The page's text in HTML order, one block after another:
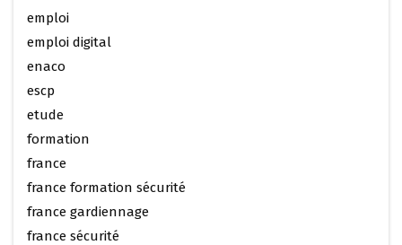
emploi
emploi digital
enaco
escp
etude
formation
france
france formation sécurité
france gardiennage
france sécurité